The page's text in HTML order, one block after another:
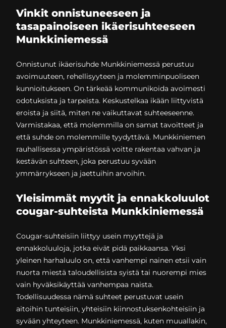
Vinkit onnistuneeseen ja
tasapainoiseen ikäerisuhteeseen
Munkkiniemessä
Onnistunut ikäerisuhde Munkkiniemessä perustuu
avoimuuteen, rehellisyyteen ja molemminpuoliseen
kunnioitukseen. On tärkeää kommunikoida avoimesti
odotuksista ja tarpeista. Keskustelkaa ikään liittyvistä
eroista ja siitä, miten ne vaikuttavat suhteeseenne.
Varmistakaa, että molemmilla on samat tavoitteet ja
että suhde on molemmille tyydyttävä. Munkkiniemen
rauhallisessa ympäristössä voitte rakentaa vahvan ja
kestävän suhteen, joka perustuu syvään
ymmärrykseen ja jaettuihin arvoihin.
Yleisimmät myytit ja ennakkoluulot
cougar-suhteista Munkkiniemessä
Cougar-suhteisiin liittyy usein myyttejä ja
ennakkoluuloja, jotka eivät pidä paikkaansa. Yksi
yleinen harhaluulo on, että vanhempi nainen etsii vain
nuorta miestä taloudellisista syistä tai nuorempi mies
vain hyväksikäyttää vanhempaa naista.
Todellisuudessa nämä suhteet perustuvat usein
aitoihin tunteisiin, yhteisiin kiinnostuksenkohteisiin ja
syvään yhteyteen. Munkkiniemessä, kuten muuallakin,